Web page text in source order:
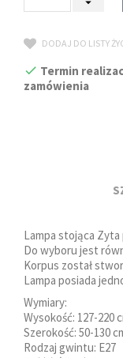
DODAJ DO LISTY
Termin
zamówienia
Lampa stojąca
Do wyboru jest
Korpus został
Lampa posiada
Wymiary:
Wysokość: 127-220
Szerokość: 50-130
Rodzaj gwintu: E27